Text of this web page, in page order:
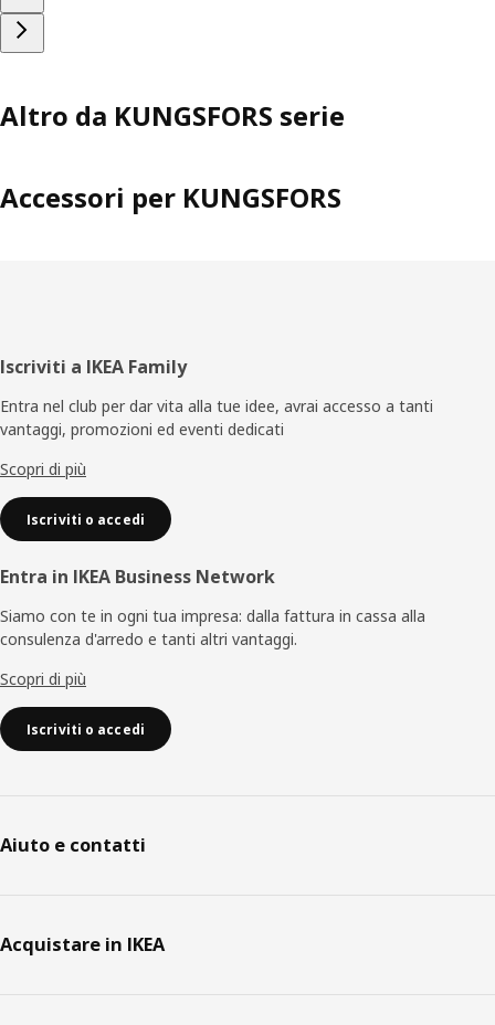
Altro da KUNGSFORS serie
Accessori per KUNGSFORS
Piè
di
pagina
Iscriviti a IKEA Family
Entra nel club per dar vita alla tue idee, avrai accesso a tanti
vantaggi, promozioni ed eventi dedicati
Scopri di più
Iscriviti o accedi
Entra in IKEA Business Network
Siamo con te in ogni tua impresa: dalla fattura in cassa alla
consulenza d'arredo e tanti altri vantaggi.
Scopri di più
Iscriviti o accedi
Aiuto e contatti
Acquistare in IKEA